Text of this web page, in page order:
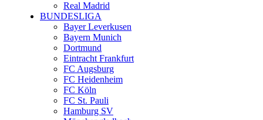
Real Madrid
BUNDESLIGA
Bayer Leverkusen
Bayern Munich
Dortmund
Eintracht Frankfurt
FC Augsburg
FC Heidenheim
FC Köln
FC St. Pauli
Hamburg SV